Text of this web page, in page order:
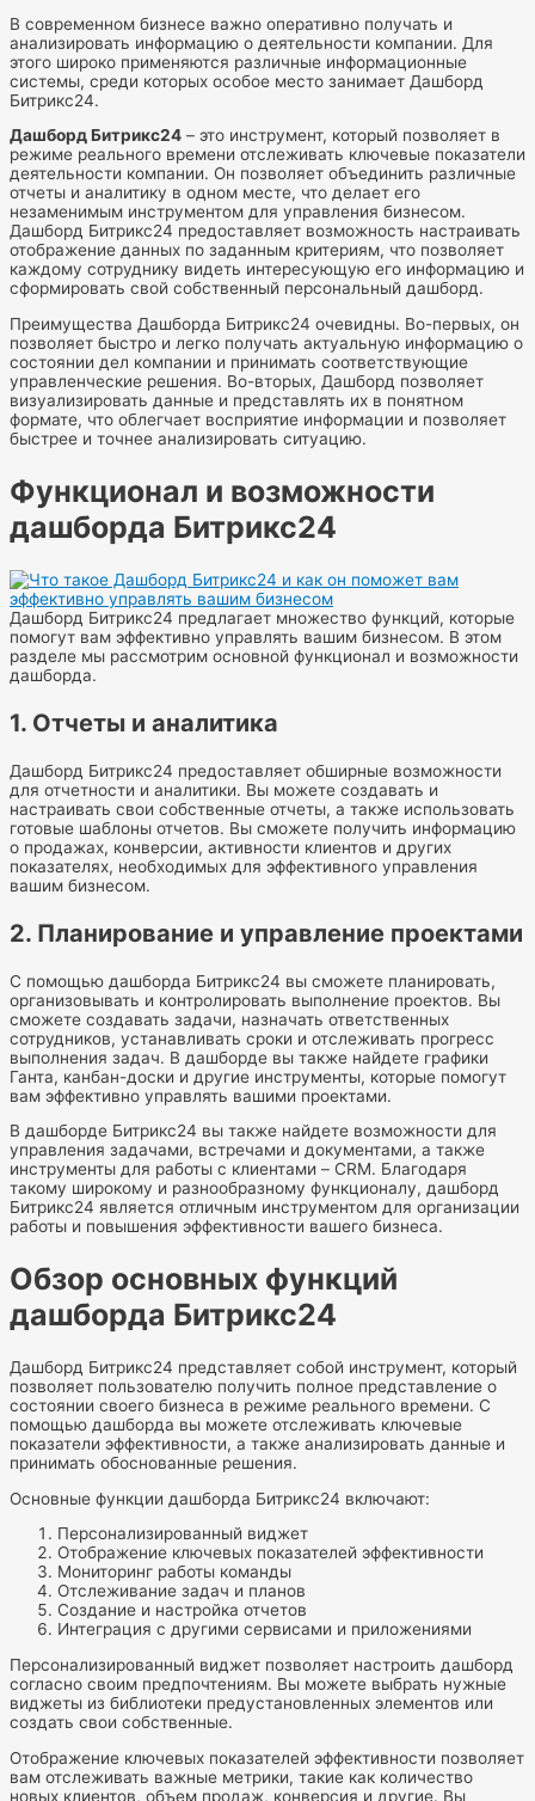
В современном бизнесе важно оперативно получать и
анализировать информацию о деятельности компании. Для
этого широко применяются различные информационные
системы, среди которых особое место занимает Дашборд
Битрикс24.
Дашборд Битрикс24 – это инструмент, который позволяет в
режиме реального времени отслеживать ключевые показатели
деятельности компании. Он позволяет объединить различные
отчеты и аналитику в одном месте, что делает его
незаменимым инструментом для управления бизнесом.
Дашборд Битрикс24 предоставляет возможность настраивать
отображение данных по заданным критериям, что позволяет
каждому сотруднику видеть интересующую его информацию и
сформировать свой собственный персональный дашборд.
Преимущества Дашборда Битрикс24 очевидны. Во-первых, он
позволяет быстро и легко получать актуальную информацию о
состоянии дел компании и принимать соответствующие
управленческие решения. Во-вторых, Дашборд позволяет
визуализировать данные и представлять их в понятном
формате, что облегчает восприятие информации и позволяет
быстрее и точнее анализировать ситуацию.
Функционал и возможности
дашборда Битрикс24
Дашборд Битрикс24 предлагает множество функций, которые
помогут вам эффективно управлять вашим бизнесом. В этом
разделе мы рассмотрим основной функционал и возможности
дашборда.
1. Отчеты и аналитика
Дашборд Битрикс24 предоставляет обширные возможности
для отчетности и аналитики. Вы можете создавать и
настраивать свои собственные отчеты, а также использовать
готовые шаблоны отчетов. Вы сможете получить информацию
о продажах, конверсии, активности клиентов и других
показателях, необходимых для эффективного управления
вашим бизнесом.
2. Планирование и управление проектами
С помощью дашборда Битрикс24 вы сможете планировать,
организовывать и контролировать выполнение проектов. Вы
сможете создавать задачи, назначать ответственных
сотрудников, устанавливать сроки и отслеживать прогресс
выполнения задач. В дашборде вы также найдете графики
Ганта, канбан-доски и другие инструменты, которые помогут
вам эффективно управлять вашими проектами.
В дашборде Битрикс24 вы также найдете возможности для
управления задачами, встречами и документами, а также
инструменты для работы с клиентами – CRM. Благодаря
такому широкому и разнообразному функционалу, дашборд
Битрикс24 является отличным инструментом для организации
работы и повышения эффективности вашего бизнеса.
Обзор основных функций
дашборда Битрикс24
Дашборд Битрикс24 представляет собой инструмент, который
позволяет пользователю получить полное представление о
состоянии своего бизнеса в режиме реального времени. С
помощью дашборда вы можете отслеживать ключевые
показатели эффективности, а также анализировать данные и
принимать обоснованные решения.
Основные функции дашборда Битрикс24 включают:
Персонализированный виджет
Отображение ключевых показателей эффективности
Мониторинг работы команды
Отслеживание задач и планов
Создание и настройка отчетов
Интеграция с другими сервисами и приложениями
Персонализированный виджет позволяет настроить дашборд
согласно своим предпочтениям. Вы можете выбрать нужные
виджеты из библиотеки предустановленных элементов или
создать свои собственные.
Отображение ключевых показателей эффективности позволяет
вам отслеживать важные метрики, такие как количество
новых клиентов, объем продаж, конверсия и другие. Вы